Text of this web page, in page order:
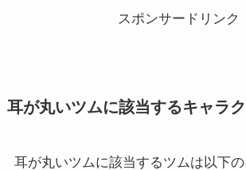
スポンサードリンク
耳が丸いツムに該当するキャラ
耳が丸いツムに該当するツムは以下